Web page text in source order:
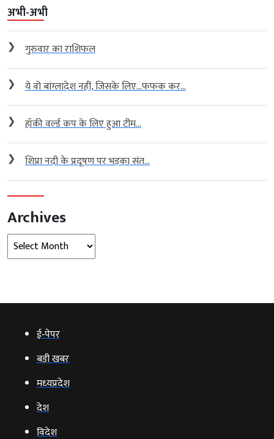
अभी-अभी
❯ गुरुवार का राशिफल
❯ ये वो बांग्लादेश नहीं, जिसके लिए…फफक कर...
❯ हॉकी वर्ल्ड कप के लिए हुआ टीम...
❯ शिप्रा नदी के प्रदूषण पर भड़का संत...
Archives
Archives
ई‑पेपर
बड़ी खबर
मध्‍यप्रदेश
देश
विदेश